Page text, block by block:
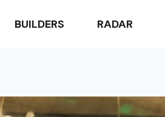
BUILDERS RADAR